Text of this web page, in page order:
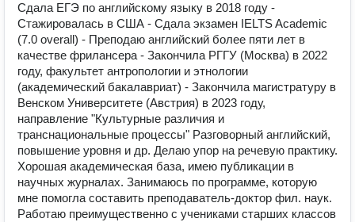
Сдала ЕГЭ по английскому языку в 2018 году -
Стажировалась в США - Сдала экзамен IELTS Academic
(7.0 overall) - Преподаю английский более пяти лет в
качестве фрилансера - Закончила РГГУ (Москва) в 2022
году, факультет антропологии и этнологии
(академический бакалавриат) - Закончила магистратуру в
Венском Университете (Австрия) в 2023 году,
направление "Культурные различия и
транснациональные процессы" Разговорный английский,
повышение уровня и др. Делаю упор на речевую практику.
Хорошая академическая база, имею публикации в
научных журналах. Занимаюсь по программе, которую
мне помогла составить преподаватель-доктор фил. наук.
Работаю преимущественно с учениками старших классов